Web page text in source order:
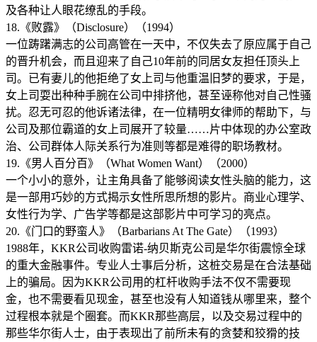
及各种让人眼花缭乱的手段。
18.《败露》（Disclosure）（1994）
一位踌躇满志的公司高管在一天中，不仅失去了原应属于自己
的晋升机会，而且迎来了自己10年前的同居女友担任顶头上
司。已有妻儿的他拒绝了女上司与他重温旧梦的要求，于是，
女上司耍出种种手腕在公司中排挤他，甚至诬称他对自己性骚
扰。忍无可忍的他诉诸法律，在一位精明女律师的帮助下，与
公司及那位霸道的女上司展开了较量……片中体现的办公室政
治、公司群体人际关系行为准则等都是难得的职场教材。
19.《男人百分百》（What Women Want）（2000）
一个小小的意外，让主角具备了能够阅读女性头脑的能力，这
是一部用巧妙的方式揭示女性所思所想的影片。商业心理学、
女性行为学、广告学等都是这部影片中可学习的亮点。
20.《门口的野蛮人》（Barbarians At The Gate）（1993）
1988年，KKR公司收购雷诺-纳贝斯克公司是华尔街震惊全球
的重大金融事件。专业人士事后分析，这桩交易是在合法基础
上的骗局。因为KKR公司用的杠杆收购手法不仅不需要现
金，也不需要看见现金，甚至也没有人知道钱从哪里来，整个
过程根本就是个圈套。而KKR那些高层，以及交易过程中的
那些华尔街人士，由于表现出了前所未有的贪婪和狡猾的技